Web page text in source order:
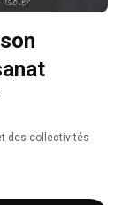
des collectivités